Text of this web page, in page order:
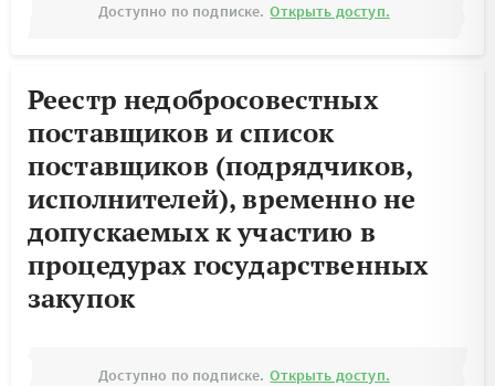
Доступно по подписке. Открыть доступ.
Реестр недобросовестных
поставщиков и список
поставщиков (подрядчиков,
исполнителей), временно не
допускаемых к участию в
процедурах государственных
закупок
Доступно по подписке. Открыть доступ.